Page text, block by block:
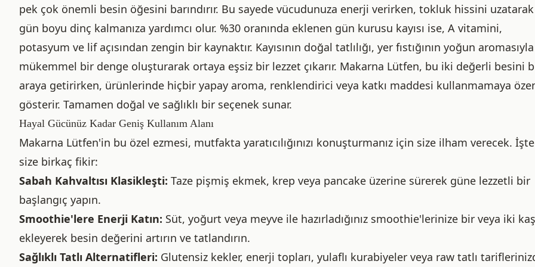
pek çok önemli besin öğesini barındırır. Bu sayede vücudunuza enerji verirken, tokluk hissini uzatarak
gün boyu dinç kalmanıza yardımcı olur. %30 oranında eklenen gün kurusu kayısı ise, A vitamini,
potasyum ve lif açısından zengin bir kaynaktır. Kayısının doğal tatlılığı, yer fıstığının yoğun aromasıyla
mükemmel bir denge oluşturarak ortaya eşsiz bir lezzet çıkarır. Makarna Lütfen, bu iki değerli besini
araya getirirken, ürünlerinde hiçbir yapay aroma, renklendirici veya katkı maddesi kullanmamaya
gösterir. Tamamen doğal ve sağlıklı bir seçenek sunar.
Hayal Gücünüz Kadar Geniş Kullanım Alanı
Makarna Lütfen'in bu özel ezmesi, mutfakta yaratıcılığınızı konuşturmanız için size ilham verecek. İşte
size birkaç fikir:
Sabah Kahvaltısı Klasikleşti: Taze pişmiş ekmek, krep veya pancake üzerine sürerek güne lezzetli bir
başlangıç yapın.
Smoothie'lere Enerji Katın: Süt, yoğurt veya meyve ile hazırladığınız smoothie'lerinize bir veya iki
ekleyerek besin değerini artırın ve tatlandırın.
Sağlıklı Tatlı Alternatifleri: Glutensiz kekler, enerji topları, yulaflı kurabiyeler veya raw tatlı